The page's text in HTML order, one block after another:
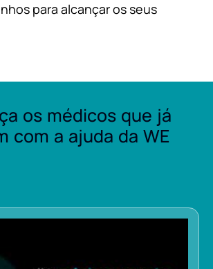
para alcançar os seus
os médicos que já
com a ajuda da WE